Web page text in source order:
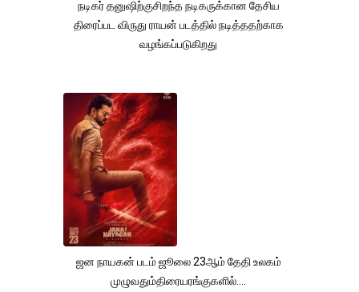
நடிகர் தனுஷிற்குசிறந்த நடிகருக்கான தேசிய
திரைப்பட விருது ராயன் படத்தில் நடித்ததற்காக
வழங்கப்படுகிறது
ஜன நாயகன் படம் ஜூலை 23ஆம் தேதி உலகம்
முழுவதும்திரையரங்குகளில்....